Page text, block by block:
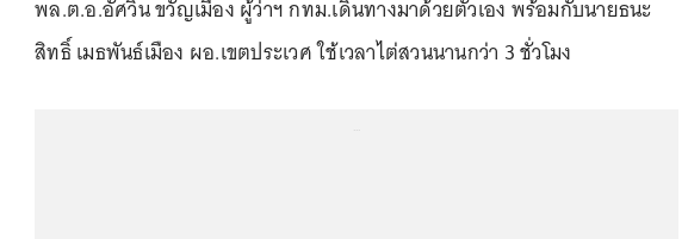
พล.ต.อ.อัศวิน ขวัญเมือง ผู้ว่าฯ กทม.เดินทางมาด้วยตัวเอง พร้อมกับนายธนะ
สิทธิ์ เมธพันธ์เมือง ผอ.เขตประเวศ ใช้เวลาไต่สวนนานกว่า 3 ชั่วโมง